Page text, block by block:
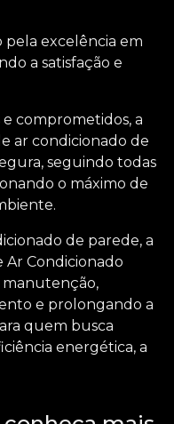
pela excelência em
a satisfação e
comprometidos, a
ar condicionado de
seguindo todas
o máximo de
de parede, a
Ar Condicionado
manutenção,
e prolongando a
quem busca
energética, a